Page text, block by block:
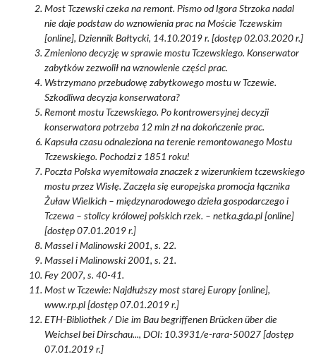
Most Tczewski czeka na remont. Pismo od Igora Strzoka nadal
nie daje podstaw do wznowienia prac na Moście Tczewskim
[online], Dziennik Bałtycki, 14.10.2019 r. [dostęp 02.03.2020 r.]
Zmieniono decyzję w sprawie mostu Tczewskiego. Konserwator
zabytków zezwolił na wznowienie części prac.
Wstrzymano przebudowę zabytkowego mostu w Tczewie.
Szkodliwa decyzja konserwatora?
Remont mostu Tczewskiego. Po kontrowersyjnej decyzji
konserwatora potrzeba 12 mln zł na dokończenie prac.
Kapsuła czasu odnaleziona na terenie remontowanego Mostu
Tczewskiego. Pochodzi z 1851 roku!
Poczta Polska wyemitowała znaczek z wizerunkiem tczewskiego
mostu przez Wisłę. Zaczęła się europejska promocja łącznika
Żuław Wielkich – międzynarodowego dzieła gospodarczego i
Tczewa – stolicy królowej polskich rzek. – netka.gda.pl [online]
[dostęp 07.01.2019 r.]
Massel i Malinowski 2001, s. 22.
Massel i Malinowski 2001, s. 21.
Fey 2007, s. 40-41.
Most w Tczewie: Najdłuższy most starej Europy [online],
www.rp.pl [dostęp 07.01.2019 r.]
ETH-Bibliothek / Die im Bau begriffenen Brücken über die
Weichsel bei Dirschau..., DOI: 10.3931/e-rara-50027 [dostęp
07.01.2019 r.]